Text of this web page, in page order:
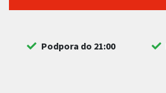
Podpora do 21:00